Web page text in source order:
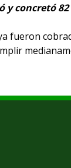
concretó
fueron